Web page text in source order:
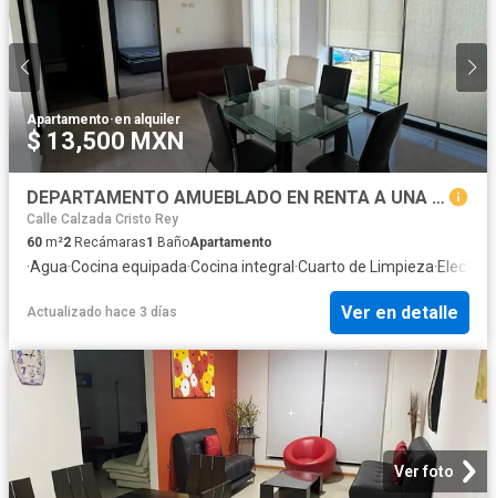
Apartamento·en alquiler
$ 13,500 MXN
DEPARTAMENTO AMUEBLADO EN RENTA A UNA CALLE DE CAMINO REAL
Calle Calzada Cristo Rey
60 m²2 Recámaras1 BañoApartamento
·Agua·Cocina equipada·Cocina integral ·Cuarto de Limpieza·
Actualizado hace 3 días Ver en detalle
Ver foto